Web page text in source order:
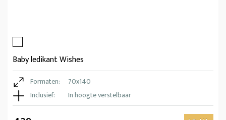
Baby ledikant Wishes
Formaten:
70x140
Inclusief:
In hoogte verstelbaar